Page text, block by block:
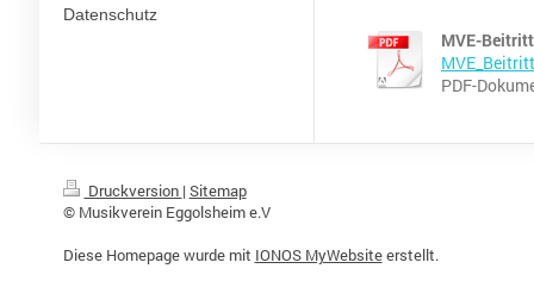
Datenschutz
MVE-
PDF-
Druckversion | Sitemap
© Musikverein Eggolsheim e.V
Diese Homepage wurde mit IONOS MyWebsiteerstellt.